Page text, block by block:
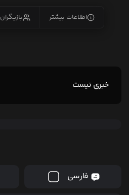
اطلاعات بیشتر بازیگران
خبری نیست
فارسی